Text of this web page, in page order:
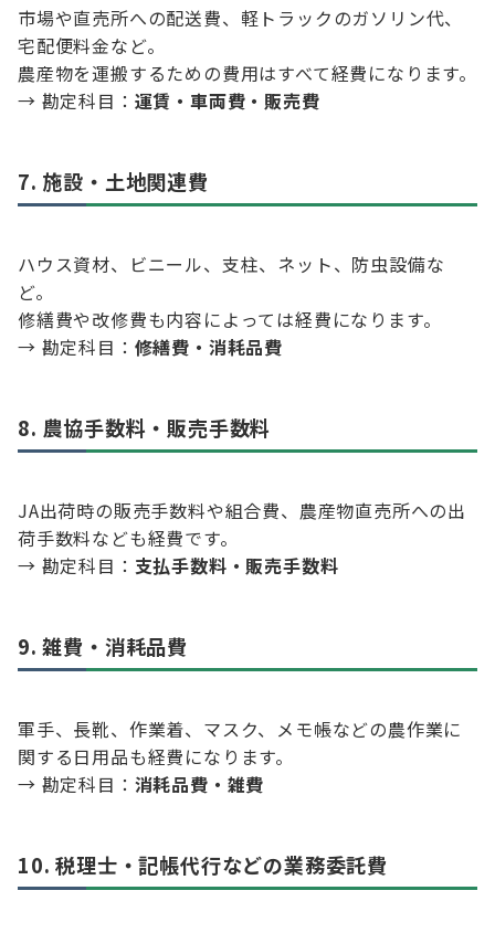
市場や直売所への配送費、軽トラックのガソリン代、
宅配便料金など。
農産物を運搬するための費用はすべて経費になります。
→ 勘定科目： 運賃・車両費・販売費
7. 施設・土地関連費
ハウス資材、ビニール、支柱、ネット、防虫設備な
ど。
修繕費や改修費も内容によっては経費になります。
→ 勘定科目： 修繕費・消耗品費
8. 農協手数料・販売手数料
JA出荷時の販売手数料や組合費、農産物直売所への出
荷手数料なども経費です。
→ 勘定科目： 支払手数料・販売手数料
9. 雑費・消耗品費
軍手、長靴、作業着、マスク、メモ帳などの農作業に
関する日用品も経費になります。
→ 勘定科目： 消耗品費・雑費
10. 税理士・記帳代行などの業務委託費